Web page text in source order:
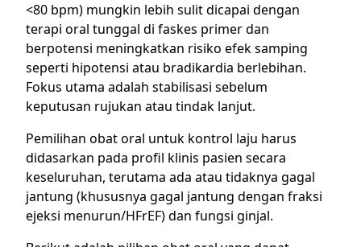
<80 bpm) mungkin lebih sulit dicapai dengan
terapi oral tunggal di faskes primer dan
berpotensi meningkatkan risiko efek samping
seperti hipotensi atau bradikardia berlebihan.
Fokus utama adalah stabilisasi sebelum
keputusan rujukan atau tindak lanjut.
Pemilihan obat oral untuk kontrol laju harus
didasarkan pada profil klinis pasien secara
keseluruhan, terutama ada atau tidaknya gagal
jantung (khususnya gagal jantung dengan fraksi
ejeksi menurun/HFrEF) dan fungsi ginjal.